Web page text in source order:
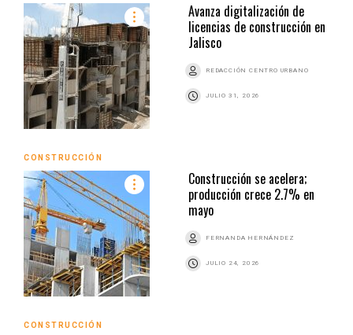
Avanza digitalización de
licencias de construcción en
Jalisco
REDACCIÓN CENTRO URBANO
JULIO 31, 2026
CONSTRUCCIÓN
Construcción se acelera;
producción crece 2.7% en
mayo
FERNANDA HERNÁNDEZ
JULIO 24, 2026
CONSTRUCCIÓN